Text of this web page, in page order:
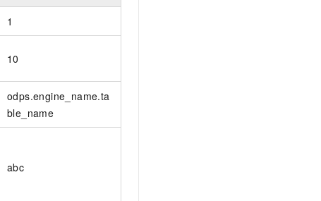
1
10
odps.engine_name.ta
ble_name
abc